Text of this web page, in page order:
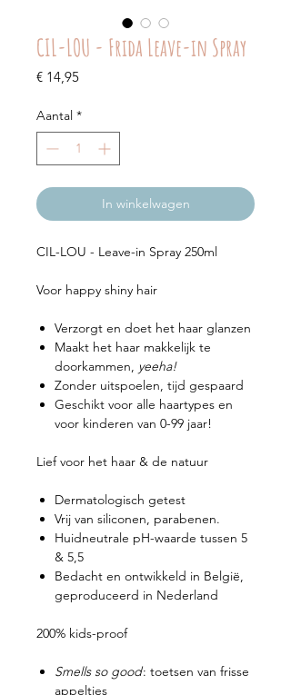
CIL-LOU - Frida Leave-in Spray
€ 14,95Prijs
Aantal *
In winkelwagen
CIL-LOU - Leave-in Spray 250ml
Voor happy shiny hair
Verzorgt en doet het haar glanzen
Maakt het haar makkelijk te
doorkammen, yeeha!
Zonder uitspoelen, tijd gespaard
Geschikt voor alle haartypes en
voor kinderen van 0-99 jaar!
Lief voor het haar & de natuur
Dermatologisch getest
Vrij van siliconen, parabenen.
Huidneutrale pH-waarde tussen 5
& 5,5
Bedacht en ontwikkeld in België,
geproduceerd in Nederland
200% kids-proof
Smells so good: toetsen van frisse
appeltjes